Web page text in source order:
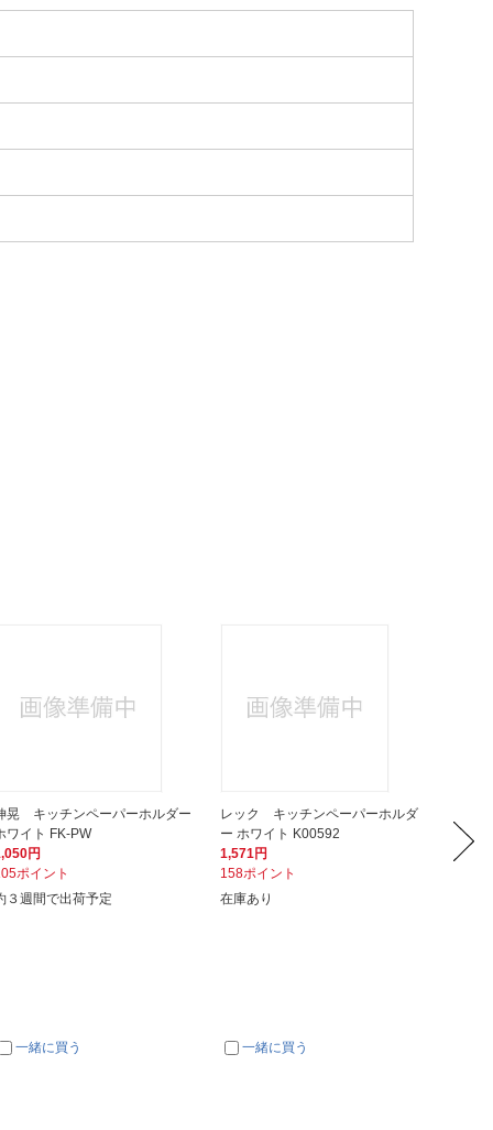
晃 キッチンペーパーホルダー
ワイト FK-PW
円
ポイント
３週間で出荷予定
一緒に買う
レック キッチンペーパーホルダ
ー ホワイト K00592
1,571円
158ポイント
在庫あり
一緒に買う
ッチ
1,550円